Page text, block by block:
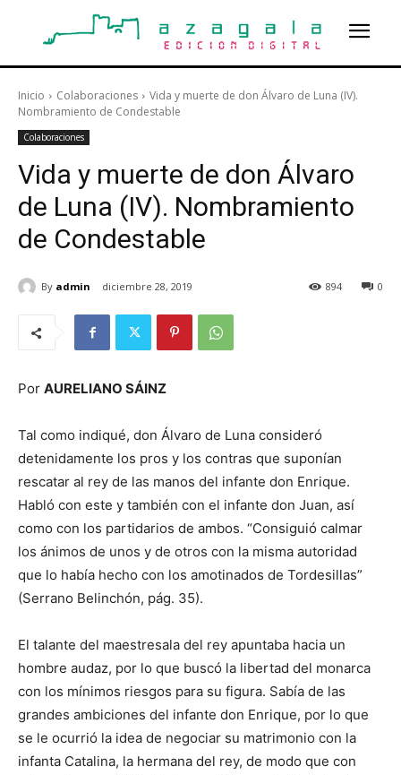
Inicio Colaboraciones
Vida y muerte de don Álvaro de Luna (IV).
Nombramiento de Condestable
Colaboraciones
Vida y muerte de don Álvaro
de Luna (IV). Nombramiento
de Condestable
By admin diciembre 28, 2019 0
894
Por AURELIANO SÁINZ
Tal como indiqué, don Álvaro de Luna consideró
detenidamente los pros y los contras que suponían
rescatar al rey de las manos del infante don Enrique.
Habló con este y también con el infante don Juan, así
como con los partidarios de ambos. “Consiguió calmar
los ánimos de unos y de otros con la misma autoridad
que lo había hecho con los amotinados de Tordesillas”
(Serrano Belinchón, pág. 35).
El talante del maestresala del rey apuntaba hacia un
hombre audaz, por lo que buscó la libertad del monarca
con los mínimos riesgos para su figura. Sabía de las
grandes ambiciones del infante don Enrique, por lo que
se le ocurrió la idea de negociar su matrimonio con la
infanta Catalina, la hermana del rey, de modo que con